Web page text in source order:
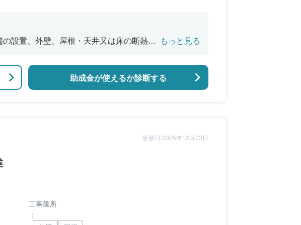
設置、外壁、屋根・天井又は床の断熱改 もっと見る
助成金が使えるか診断する
更新日:2025年12月23日
工事箇所
：